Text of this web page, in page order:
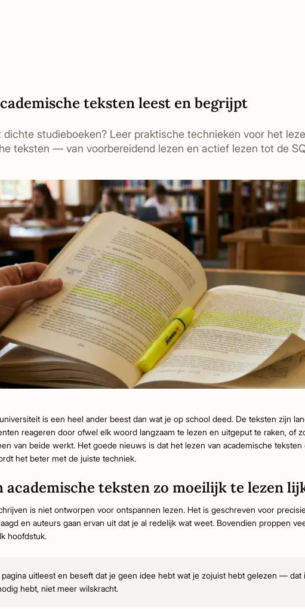
teksten leest en begrijpt
dichte studieboeken? Leer praktische technieken voor het
teksten — van voorbereidend lezen en actief lezen tot de
is een heel ander beest dan wat je op school deed. De teksten zijn
reageren door ofwel elk woord langzaam te lezen en uitgeput te raken, of
van beide werkt. Het goede nieuws is dat het lezen van academische
het beter met de juiste techniek.
academische teksten zo moeilijk te lezen
is niet ontworpen voor ontspannen lezen. Het is geschreven voor
en auteurs gaan ervan uit dat je al redelijk wat weet. Bovendien proppen
hoofdstuk.
uitleest en beseft dat je geen idee hebt wat je zojuist hebt gelezen — dat
hebt, niet meer wilskracht.